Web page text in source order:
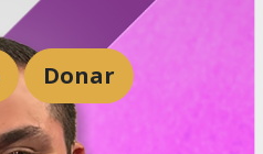
Donar